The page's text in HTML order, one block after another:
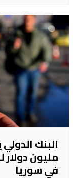
مليون دولار
في سوريا